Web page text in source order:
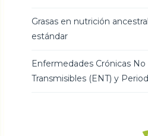
Grasas en nutrición
estándar
Enfermedades Crónicas No
Transmisibles (ENT) y